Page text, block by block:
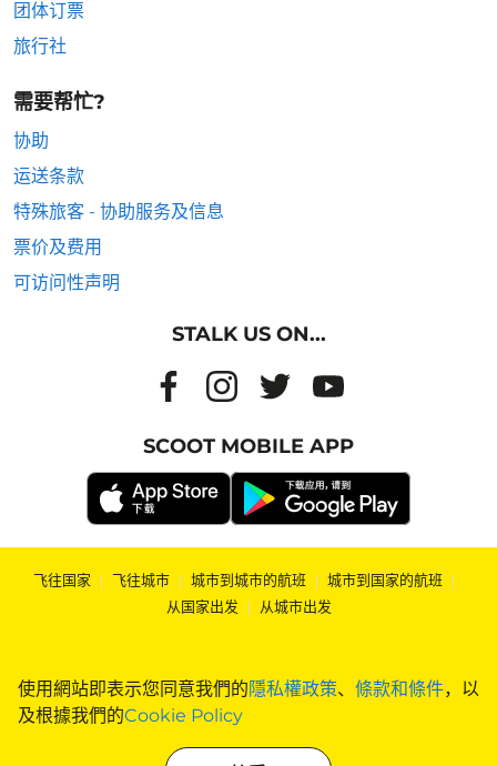
使用網站即表示您同意我們的隱私權政策、 條款和條件，以
及根據我們的Cookie Policy
团体订票
旅行社
需要帮忙?
协助
运送条款
特殊旅客 - 协助服务及信息
票价及费用
可访问性声明
STALK US ON...
SCOOT MOBILE APP
飞往国家 | 飞往城市 | 城市到城市的航班 | 城市到国家的航班 |
从国家出发 | 从城市出发